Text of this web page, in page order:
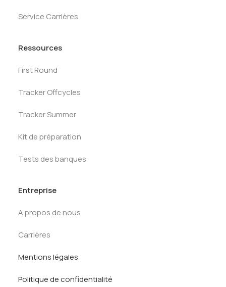
Service Carrières
Ressources
First Round
Tracker Offcycles
Tracker Summer
Kit de préparation
Tests des banques
Entreprise
A propos de nous
Carrières
Mentions légales
Politique de confidentialité